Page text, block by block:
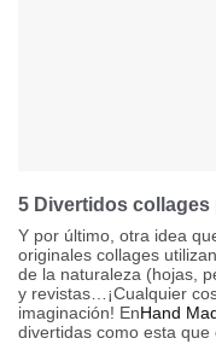
5 Divertidos collages
Y por último, otra idea
originales collages
de la naturaleza (hojas,
y revistas…¡Cualquier
imaginación! En Hand
divertidas como esta